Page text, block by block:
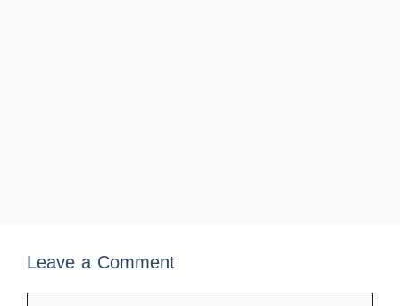
Leave a Comment